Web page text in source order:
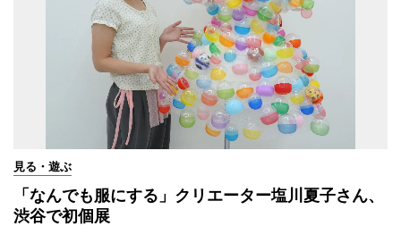
見る・遊ぶ
「なんでも服にする」クリエーター塩川夏子さん、
渋谷で初個展